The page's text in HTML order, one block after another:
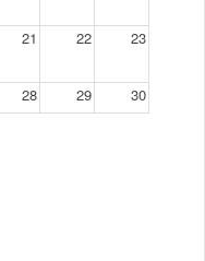
21 22 23
28 29 30